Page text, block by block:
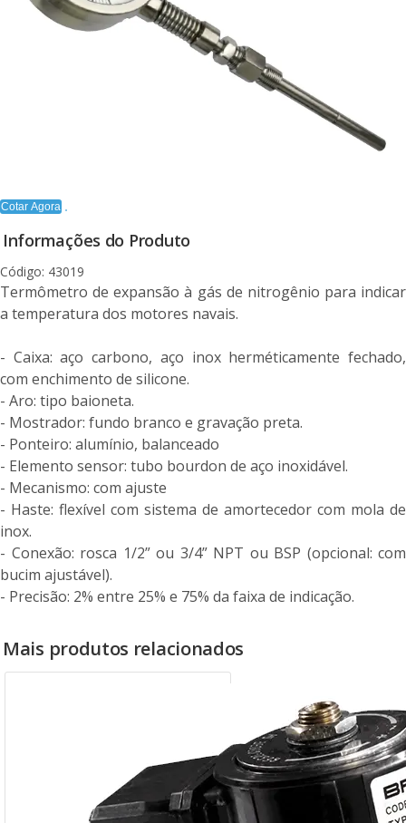
Cotar Agora
Informações do Produto
Código: 43019
Termômetro de expansão à gás de nitrogênio para indicar
a temperatura dos motores navais.
- Caixa: aço carbono, aço inox herméticamente fechado,
com enchimento de silicone.
- Aro: tipo baioneta.
- Mostrador: fundo branco e gravação preta.
- Ponteiro: alumínio, balanceado
- Elemento sensor: tubo bourdon de aço inoxidável.
- Mecanismo: com ajuste
- Haste: flexível com sistema de amortecedor com mola de
inox.
- Conexão: rosca 1/2” ou 3/4” NPT ou BSP (opcional: com
bucim ajustável).
- Precisão: 2% entre 25% e 75% da faixa de indicação.
Mais produtos relacionados